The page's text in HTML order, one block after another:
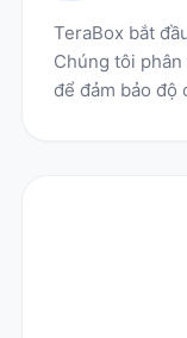
TeraBox bắt
Chúng tôi
để đảm bảo độ